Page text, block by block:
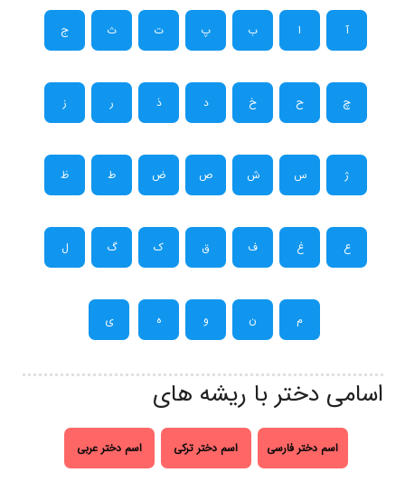
آ ا ب پ ت ث ج
چ ح خ د ذ ر ز
ژ س ش ص ض ط ظ
ع غ ف ق ک گ ل
م ن و ه ی
اسامی دختر با ریشه های
اسم دختر فارسی اسم دختر ترکی اسم دختر عربی